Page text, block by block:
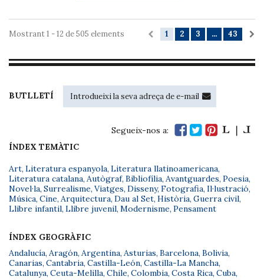
1 2 3 ... 43
Mostrant 1 - 12 de 505 elements
BUTLLETÍ
Segueix-nos a:
ÍNDEX TEMÀTIC
Art, Literatura espanyola, Literatura llatinoamericana,
Literatura catalana, Autògraf, Bibliofília, Avantguardes, Poesia,
Novel·la, Surrealisme, Viatges, Disseny, Fotografia, Il·lustració,
Música, Cine, Arquitectura, Dau al Set, Història, Guerra civil,
Llibre infantil, Llibre juvenil, Modernisme, Pensament
ÍNDEX GEOGRÀFIC
Andalucía, Aragón, Argentina, Asturias, Barcelona, Bolivia,
Canarias, Cantabria, Castilla-León, Castilla-La Mancha,
Catalunya, Ceuta-Melilla, Chile, Colombia, Costa Rica, Cuba,